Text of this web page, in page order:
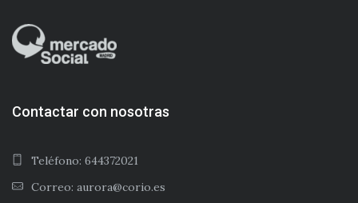
Contactar con nosotras
Teléfono: 644372021
Correo: aurora@corio.es